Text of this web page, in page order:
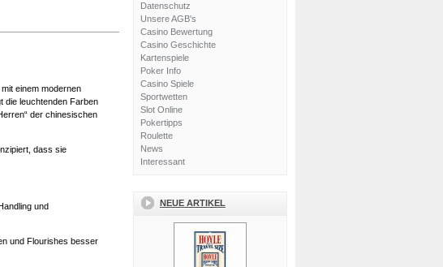
Datenschutz
Unsere AGB's
Casino Bewertung
Casino Geschichte
Kartenspiele
Poker Info
Casino Spiele
Sportwetten
Slot Online
Pokertipps
Roulette
News
Interessant
NEUE ARTIKEL
einem modernen
die leuchtenden Farben
der chinesischen
dass sie
und
und Flourishes besser